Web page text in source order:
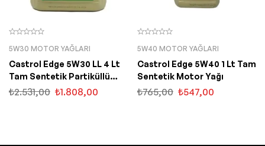
5W30 MOTOR YAĞLARI
Castrol Edge 5W30 LL 4 Lt
Tam Sentetik Partiküllü
Motor Yağı
₺2.531,00 ₺1.808,00
5W40 MOTOR YAĞLARI
Castrol Edge 5W40 1 Lt Tam
Sentetik Motor Yağı
₺765,00 ₺547,00